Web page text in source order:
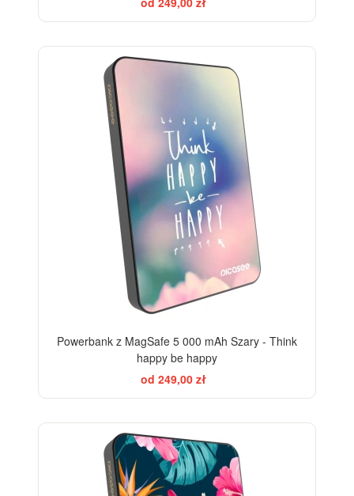
Powerbank z MagSafe 5 000 mAh Szary - Think
happy be happy
od 249,00 zł